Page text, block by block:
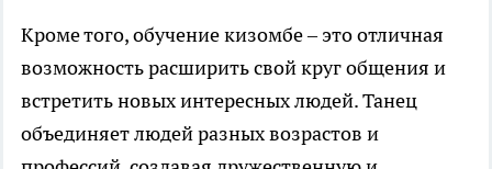
Кроме того, обучение кизомбе – это отличная
возможность расширить свой круг общения и
встретить новых интересных людей. Танец
объединяет людей разных возрастов и